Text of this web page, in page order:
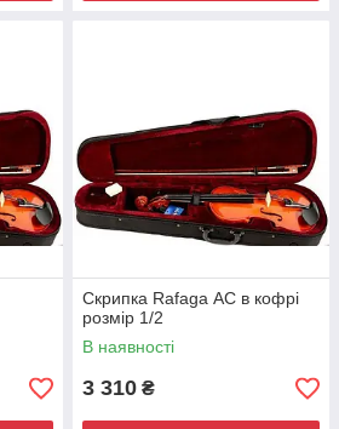
Скрипка Rafaga АС в кофрі
розмір 1/2
В наявності
3 310 ₴